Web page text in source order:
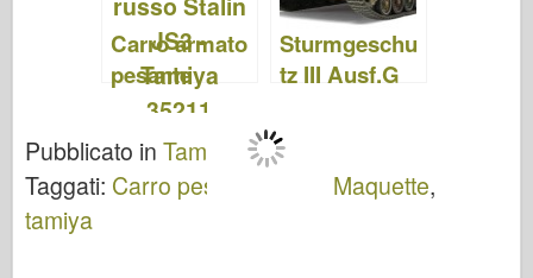
Carro armato
pesante
russo Stalin
JS3 – Tamiya
35211
Sturmgeschu
tz III Ausf.G
finlandese" –
TAMIYA
35310
Pubblicato in Tamiya
.
Taggati: Carro pesante Maquette,
tamiya